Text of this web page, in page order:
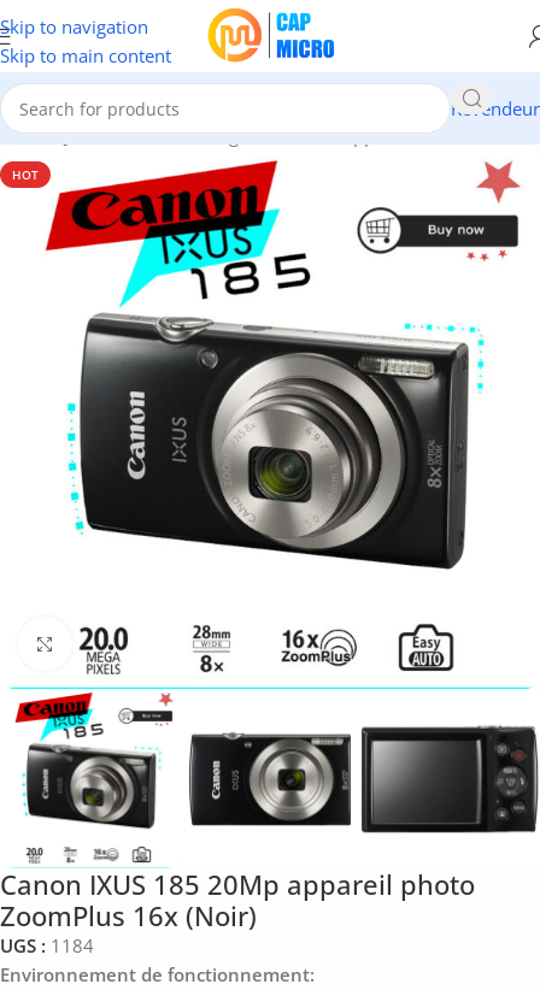
Skip to navigation
Skip to main content
Revendeur
Accueil/JEUX & IMAGES/Images & Vidéos/Appareils Photo
HOT
Click to enlarge
Canon IXUS 185 20Mp appareil photo
ZoomPlus 16x (Noir)
UGS : 1184
Environnement de fonctionnement: